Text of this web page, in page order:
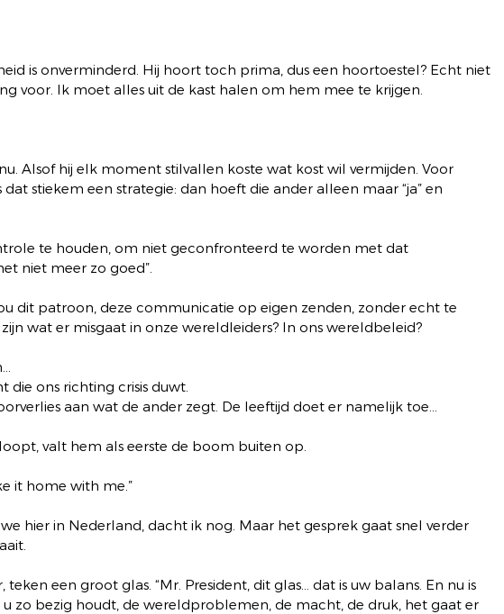
is onverminderd. Hij hoort toch prima, dus een hoortoestel? Echt niet
voor. Ik moet alles uit de kast halen om hem mee te krijgen.
Alsof hij elk moment stilvallen koste wat kost wil vermijden. Voor
stiekem een strategie: dan hoeft die ander alleen maar “ja” en
te houden, om niet geconfronteerd te worden met dat
niet meer zo goed”.
dit patroon, deze communicatie op eigen zenden, zonder echt te
wat er misgaat in onze wereldleiders? In ons wereldbeleid?
die ons richting crisis duwt.
aan wat de ander zegt. De leeftijd doet er namelijk toe…
valt hem als eerste de boom buiten op.
it home with me.”
hier in Nederland, dacht ik nog. Maar het gesprek gaat snel verder
een groot glas. “Mr. President, dit glas… dat is uw balans. En nu is
zo bezig houdt, de wereldproblemen, de macht, de druk, het gaat er